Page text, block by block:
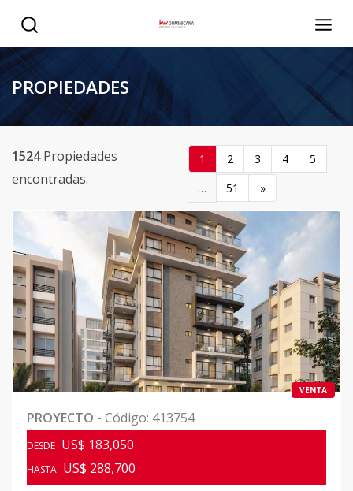
PROPIEDADES
1524 Propiedades
encontradas.
1 2 3 4 5
… 51 »
VENTA
PROYECTO - Código: 413754
DESDE US$ 183,050
HASTA US$ 288,700